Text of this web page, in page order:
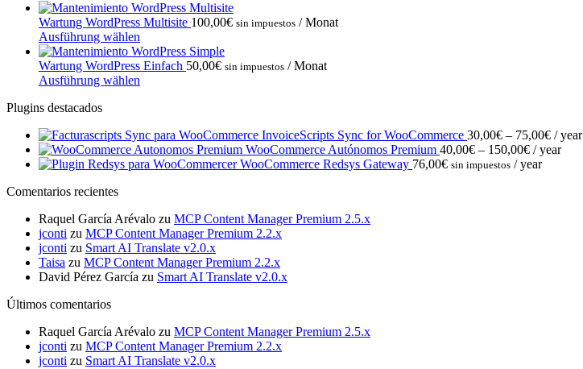
Wartung WordPress Multisite 100,00€ sin impuestos / Monat
Ausführung wählen
Wartung WordPress Einfach 50,00€ sin impuestos / Monat
Ausführung wählen
Plugins destacados
InvoiceScripts Sync for WooCommerce 30,00€ – 75,00€Price
range:
/ year
WooCommerce Autónomos Premium 40,00€ – 150,00€Price
range:
/ year
WooCommerce Redsys Gateway 76,00€ sin impuestos / year
Comentarios recientes
Raquel García Arévalo zu MCP Content Manager Premium 2.5.x
jconti zu MCP Content Manager Premium 2.2.x
jconti zu Smart AI Translate v2.0.x
Taisa zu MCP Content Manager Premium 2.2.x
David Pérez García zu Smart AI Translate v2.0.x
Últimos comentarios
Raquel García Arévalo zu MCP Content Manager Premium 2.5.x
jconti zu MCP Content Manager Premium 2.2.x
jconti zu Smart AI Translate v2.0.x